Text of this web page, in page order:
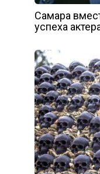
Самара
успеха